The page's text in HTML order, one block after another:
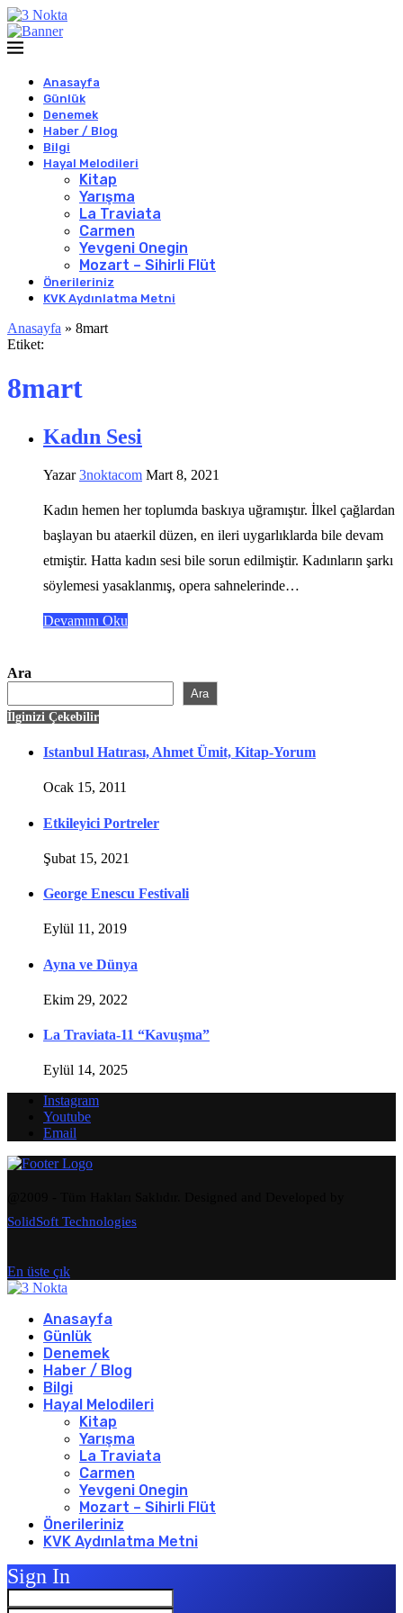
Anasayfa
Günlük
Denemek
Haber / Blog
Bilgi
Hayal Melodileri
Kitap
Yarışma
La Traviata
Carmen
Yevgeni Onegin
Mozart – Sihirli Flüt
Önerileriniz
KVK Aydınlatma Metni
Anasayfa » 8mart
Etiket:
8mart
Kadın Sesi
Yazar3noktacom Mart 8, 2021
Kadın hemen her toplumda baskıya uğramıştır. İlkel çağlardan
başlayan bu ataerkil düzen, en ileri uygarlıklarda bile devam
etmiştir. Hatta kadın sesi bile sorun edilmiştir. Kadınların şarkı
söylemesi yasaklanmış, opera sahnelerinde…
Devamını Oku
Ara
Ara
İlginizi Çekebilir
Istanbul Hatırası, Ahmet Ümit, Kitap-Yorum
Ocak 15, 2011
Etkileyici Portreler
Şubat 15, 2021
George Enescu Festivali
Eylül 11, 2019
Ayna ve Dünya
Ekim 29, 2022
La Traviata-11 “Kavuşma”
Eylül 14, 2025
Instagram
Youtube
Email
SolidSoft Technologies
En üste çık
Anasayfa
Günlük
Denemek
Haber / Blog
Bilgi
Hayal Melodileri
Kitap
Yarışma
La Traviata
Carmen
Yevgeni Onegin
Mozart – Sihirli Flüt
Önerileriniz
KVK Aydınlatma Metni
Sign In